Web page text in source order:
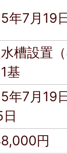
年7月19
槽設置
基
年7月19
円